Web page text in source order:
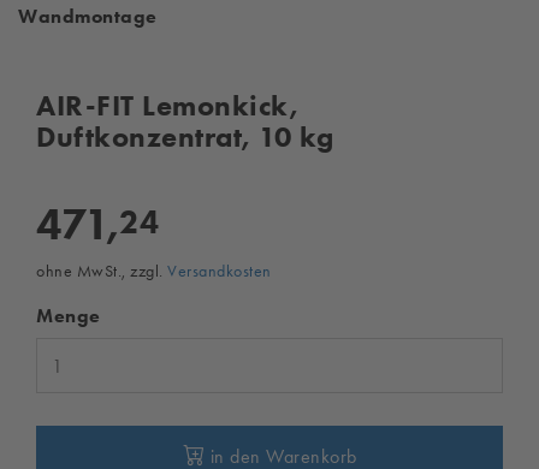
Wandmontage
AIR-FIT Lemonkick,
Duftkonzentrat, 10 kg
471,24
ohne MwSt., zzgl. Versandkosten
Menge
in den Warenkorb